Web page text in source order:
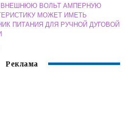
ВНЕШНЮЮ ВОЛЬТ АМПЕРНУЮ
МОЖЕТ ИМЕТЬ
ПИТАНИЯ ДЛЯ РУЧНОЙ ДУГОВОЙ
Реклама